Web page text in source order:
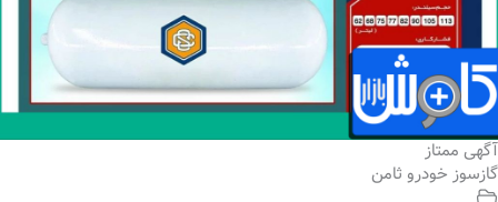
آگهی ممتاز
گازسوز خودرو ثامن